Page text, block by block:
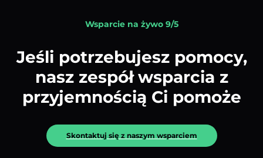
Wsparcie na żywo 9/5
Jeśli potrzebujesz pomocy,
nasz zespół wsparcia z
przyjemnością Ci pomoże
Skontaktuj się z naszym wsparciem